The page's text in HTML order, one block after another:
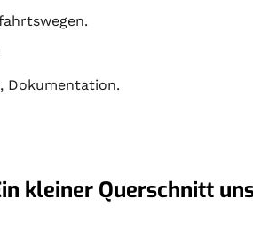
, Dokumentation.
kleiner Querschnitt